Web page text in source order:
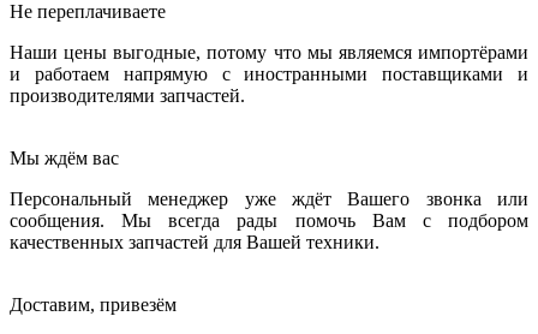
Не переплачиваете
Наши цены выгодные, потому что мы являемся импортёрами
и работаем напрямую с иностранными поставщиками и
производителями запчастей.
Мы ждём вас
Персональный менеджер уже ждёт Вашего звонка или
сообщения. Мы всегда рады помочь Вам с подбором
качественных запчастей для Вашей техники.
Доставим, привезём